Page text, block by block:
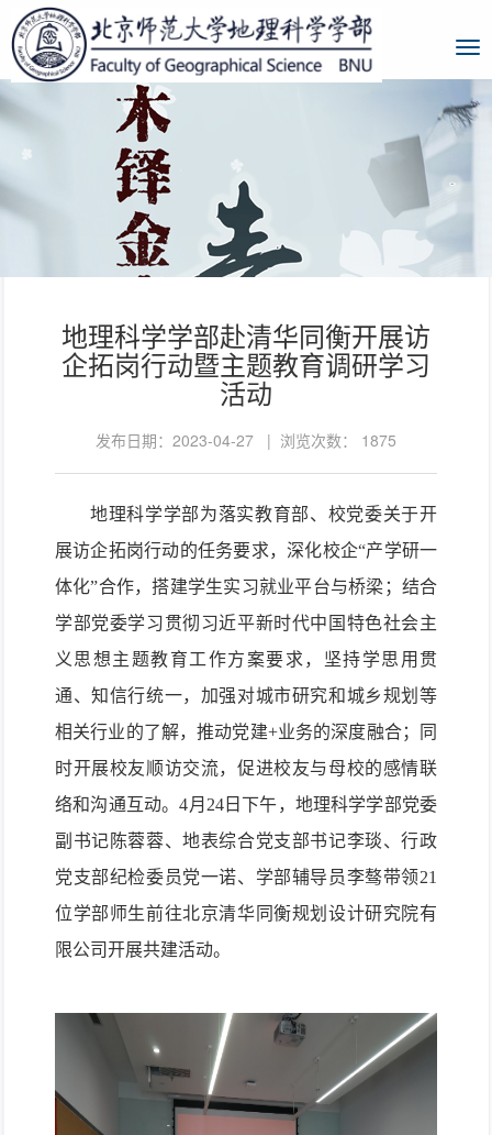
地理科学学部赴清华同衡开展访
企拓岗行动暨主题教育调研学习
活动
发布日期：2023-04-27 | 浏览次数： 1875
地理科学学部为落实教育部、校党委关于开
展访企拓岗行动的任务要求，深化校企“产学研一
体化”合作，搭建学生实习就业平台与桥梁 ； 结合
学部党委学习贯彻习近平新时代中国特色社会主
义思想主题教育工作方案要求，坚持学思用贯
通、知信行统一， 加强对城市研究和城乡规划等
相关行业的了解，推动党建+业务的深度融合；
同
时开展校友顺访交流，促进校友与母校的感情联
络和沟通互动。4月24日下午，地理科学学部党委
副书记陈蓉蓉、地表综合党支部书记李琰、行政
党支部纪检委员党一诺、 学部辅导员李骜带领21
位学部师生前往北京清华同衡规划设计研究院有
限公司开展共建活动。